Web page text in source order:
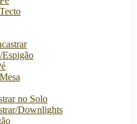
no Solo
Downlights